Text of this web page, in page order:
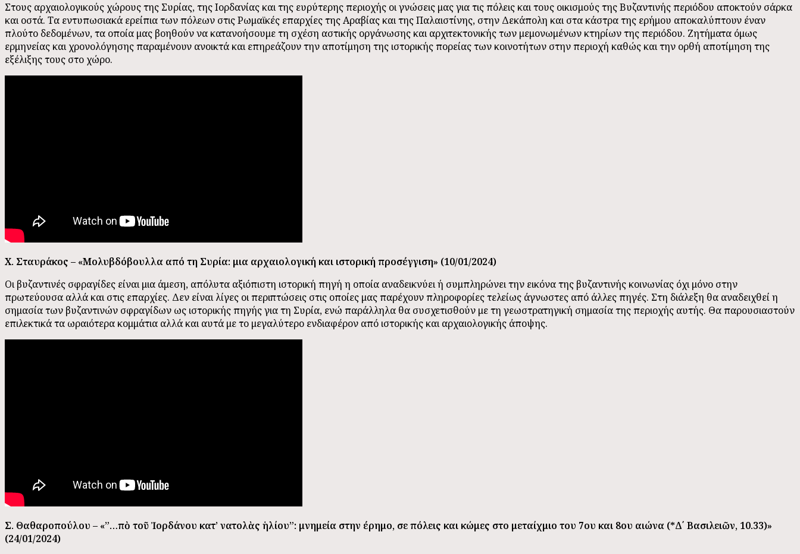
Στους αρχαιολογικούς χώρους της Συρίας, της Ιορδανίας και της ευρύτερης περιοχής οι γνώσεις μας για τις πόλεις και τους οικισμούς της Βυζαντινής περιόδου αποκτούν σάρκα
και οστά. Τα εντυπωσιακά ερείπια των πόλεων στις Ρωμαϊκές επαρχίες της Αραβίας και της Παλαιστίνης, στην Δεκάπολη και στα κάστρα της ερήμου αποκαλύπτουν έναν
πλούτο δεδομένων, τα οποία μας βοηθούν να κατανοήσουμε τη σχέση αστικής οργάνωσης και αρχιτεκτονικής των μεμονωμένων κτηρίων της περιόδου. Ζητήματα όμως
ερμηνείας και χρονολόγησης παραμένουν ανοικτά και επηρεάζουν την αποτίμηση της ιστορικής πορείας των κοινοτήτων στην περιοχή καθώς και την ορθή αποτίμηση της
εξέλιξης τους στο χώρο.
Χ. Σταυράκος – «Μολυβδόβουλλα από τη Συρία: μια αρχαιολογική και ιστορική προσέγγιση» (10/01/2024)
Οι βυζαντινές σφραγίδες είναι μια άμεση, απόλυτα αξιόπιστη ιστορική πηγή η οποία αναδεικνύει ή συμπληρώνει την εικόνα της βυζαντινής κοινωνίας όχι μόνο στην
πρωτεύουσα αλλά και στις επαρχίες. Δεν είναι λίγες οι περιπτώσεις στις οποίες μας παρέχουν πληροφορίες τελείως άγνωστες από άλλες πηγές. Στη διάλεξη θα αναδειχθεί η
σημασία των βυζαντινών σφραγίδων ως ιστορικής πηγής για τη Συρία, ενώ παράλληλα θα συσχετισθούν με τη γεωστρατηγική σημασία της περιοχής αυτής. Θα παρουσιαστούν
επιλεκτικά τα ωραιότερα κομμάτια αλλά και αυτά με το μεγαλύτερο ενδιαφέρον από ιστορικής και αρχαιολογικής άποψης.
Σ. Θαθαροπούλου – «”…ἀπὸ τοῦ Ἰορδάνου κατ’ ἀνατολὰς ἡλίου”: μνημεία στην έρημο, σε πόλεις και κώμες στο μεταίχμιο του 7ου και 8ου αιώνα (*Δ΄ Βασιλειῶν, 10.33)»
(24/01/2024)